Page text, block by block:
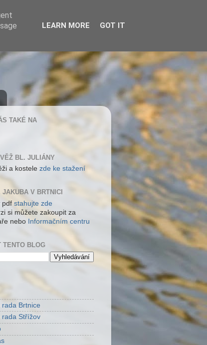
TAKÉ NA
BL. JULIÁNY
a kostele zde ke stažení
JAKUBA V BRTNICI
pdf stahujte zde
si můžete zakoupit za
nebo Informačním centru
TENTO BLOG
rada Brtnice
rada Střížov
LEARN MORE GOT IT